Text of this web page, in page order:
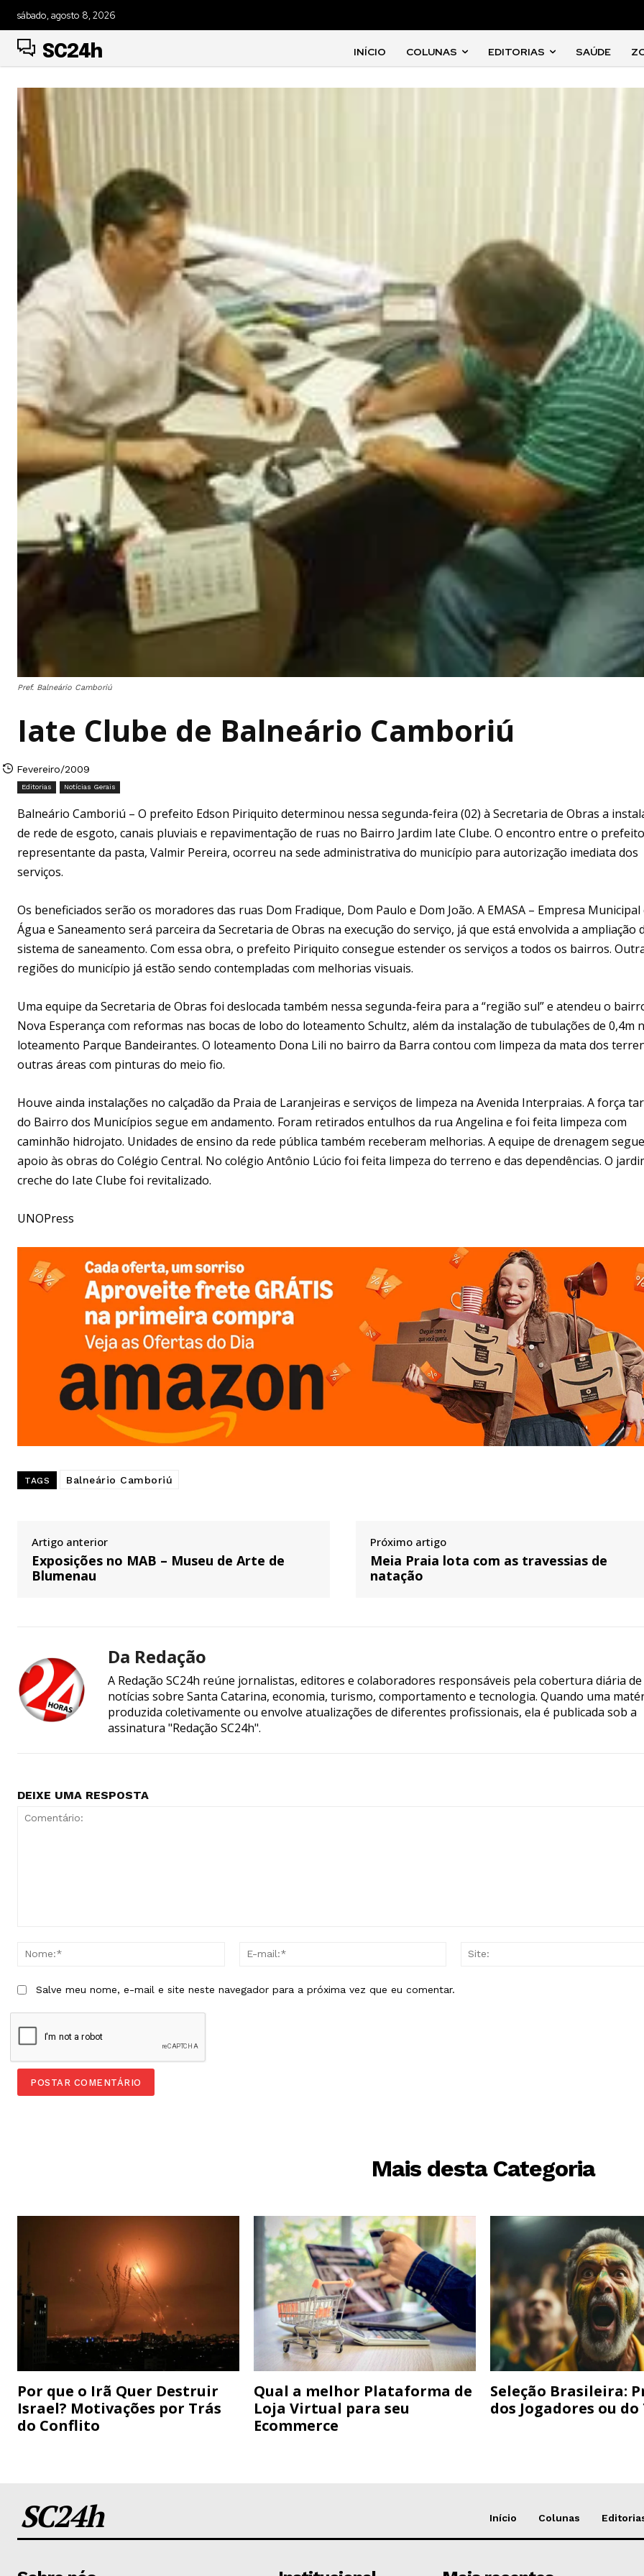
sábado, agosto 8, 2026
SC24h INÍCIO COLUNAS EDITORIAS SAÚDE
Pref. Balneário Camboriú
Iate Clube de Balneário Camboriú
Fevereiro/2009
Editorias Notícias Gerais
Balneário Camboriú – O prefeito Edson Piriquito determinou nessa segunda-feira (02) à Secretaria de Obras a
de rede de esgoto, canais pluviais e repavimentação de ruas no Bairro Jardim Iate Clube. O encontro entre o
representante da pasta, Valmir Pereira, ocorreu na sede administrativa do município para autorização imediata dos
serviços.
Os beneficiados serão os moradores das ruas Dom Fradique, Dom Paulo e Dom João. A EMASA – Empresa Municipal
Água e Saneamento será parceira da Secretaria de Obras na execução do serviço, já que está envolvida a ampliação
sistema de saneamento. Com essa obra, o prefeito Piriquito consegue estender os serviços a todos os bairros.
regiões do município já estão sendo contempladas com melhorias visuais.
Uma equipe da Secretaria de Obras foi deslocada também nessa segunda-feira para a “região sul” e atendeu o
Nova Esperança com reformas nas bocas de lobo do loteamento Schultz, além da instalação de tubulações de 0,4m
loteamento Parque Bandeirantes. O loteamento Dona Lili no bairro da Barra contou com limpeza da mata dos
outras áreas com pinturas do meio fio.
Houve ainda instalações no calçadão da Praia de Laranjeiras e serviços de limpeza na Avenida Interpraias. A força
do Bairro dos Municípios segue em andamento. Foram retirados entulhos da rua Angelina e foi feita limpeza com
caminhão hidrojato. Unidades de ensino da rede pública também receberam melhorias. A equipe de drenagem
apoio às obras do Colégio Central. No colégio Antônio Lúcio foi feita limpeza do terreno e das dependências. O
creche do Iate Clube foi revitalizado.
UNOPress
TAGS Balneário Camboriú
Artigo anterior
Exposições no MAB – Museu de Arte de
Blumenau
Próximo artigo
Meia Praia lota com as travessias de
natação
Da Redação
A Redação SC24h reúne jornalistas, editores e colaboradores responsáveis pela cobertura diária de
notícias sobre Santa Catarina, economia, turismo, comportamento e tecnologia. Quando uma
produzida coletivamente ou envolve atualizações de diferentes profissionais, ela é publicada sob a
assinatura "Redação SC24h".
DEIXE UMA RESPOSTA
Nome:*
Salve meu nome, e-mail e site neste navegador para a próxima vez que eu comentar.
Mais desta Categoria
Por que o Irã Quer Destruir
Israel? Motivações por Trás
do Conflito
Qual a melhor Plataforma de
Loja Virtual para seu
Ecommerce
Seleção Brasileira:
dos Jogadores ou do
SC24h Início Colunas